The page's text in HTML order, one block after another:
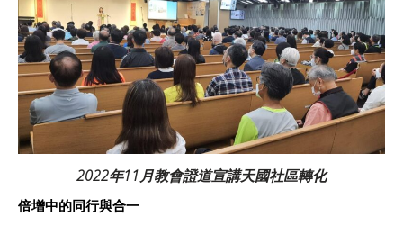
2022年11月教會證道宣講天國社區轉化
倍增中的同行與合一